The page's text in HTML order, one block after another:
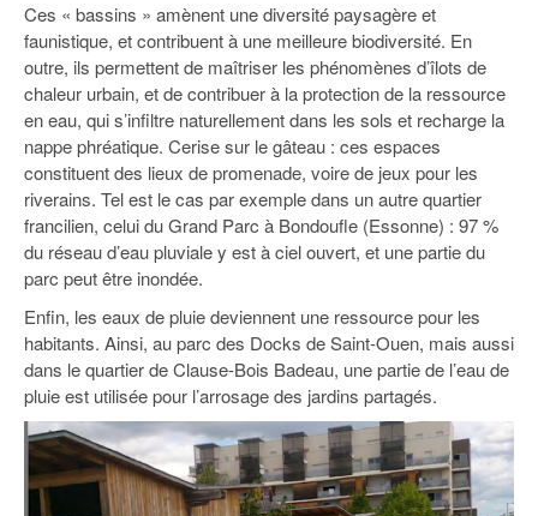
Ces « bassins » amènent une diversité paysagère et
faunistique, et contribuent à une meilleure biodiversité. En
outre, ils permettent de maîtriser les phénomènes d’îlots de
chaleur urbain, et de contribuer à la protection de la ressource
en eau, qui s’infiltre naturellement dans les sols et recharge la
nappe phréatique. Cerise sur le gâteau : ces espaces
constituent des lieux de promenade, voire de jeux pour les
riverains. Tel est le cas par exemple dans un autre quartier
francilien, celui du Grand Parc à Bondoufle (Essonne) : 97 %
du réseau d’eau pluviale y est à ciel ouvert, et une partie du
parc peut être inondée.
Enfin, les eaux de pluie deviennent une ressource pour les
habitants. Ainsi, au parc des Docks de Saint-Ouen, mais aussi
dans le quartier de Clause-Bois Badeau, une partie de l’eau de
pluie est utilisée pour l’arrosage des jardins partagés.